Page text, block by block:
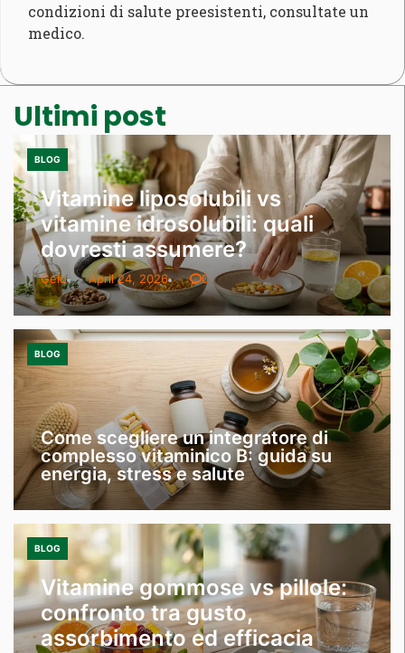
condizioni di salute preesistenti, consultate un
medico.
Ultimi post
Vitamine liposolubili vs
vitamine idrosolubili: quali
dovresti assumere?
Gelo April 24, 2026 0
BLOG
Come scegliere un integratore di
complesso vitaminico B: guida su
energia, stress e salute
BLOG
Vitamine gommose vs pillole:
confronto tra gusto,
assorbimento ed efficacia
BLOG